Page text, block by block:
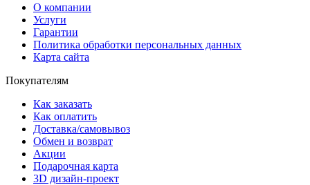
О компании
Услуги
Гарантии
Политика обработки персональных данных
Карта сайта
Покупателям
Как заказать
Как оплатить
Доставка/самовывоз
Обмен и возврат
Акции
Подарочная карта
3D дизайн-проект